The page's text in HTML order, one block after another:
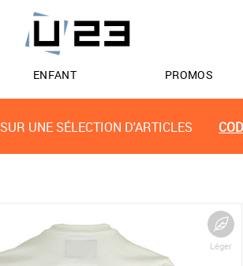
ENFANT PROMOS
SUR UNE SÉLECTION D'ARTICLES
Léger